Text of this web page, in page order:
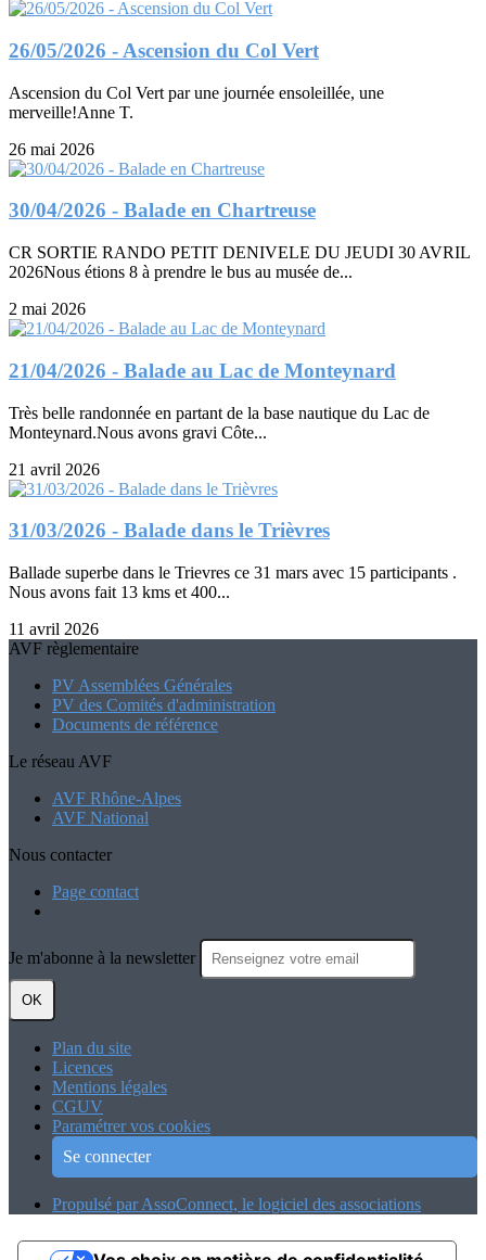
26/05/2026 - Ascension du Col Vert
Ascension du Col Vert par une journée ensoleillée, une
merveille!Anne T.
26 mai 2026
30/04/2026 - Balade en Chartreuse
CR SORTIE RANDO PETIT DENIVELE DU JEUDI 30 AVRIL
2026Nous étions 8 à prendre le bus au musée de...
2 mai 2026
21/04/2026 - Balade au Lac de Monteynard
Très belle randonnée en partant de la base nautique du Lac de
Monteynard.Nous avons gravi Côte...
21 avril 2026
31/03/2026 - Balade dans le Trièvres
Ballade superbe dans le Trievres ce 31 mars avec 15 participants .
Nous avons fait 13 kms et 400...
11 avril 2026
AVF règlementaire
PV Assemblées Générales
PV des Comités d'administration
Documents de référence
Le réseau AVF
AVF Rhône-Alpes
AVF National
Nous contacter
Page contact
Je m'abonne à la newsletter
OK
Plan du site
Licences
Mentions légales
CGUV
Paramétrer vos cookies
Se connecter
Propulsé par AssoConnect, le logiciel des associations